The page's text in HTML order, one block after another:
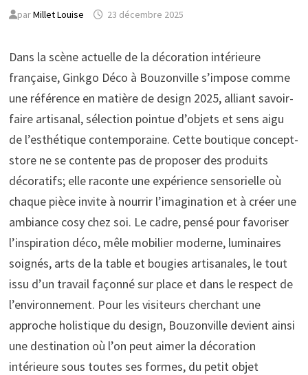
parMillet Louise 23 décembre 2025
Dans la scène actuelle de la décoration intérieure
française, Ginkgo Déco à Bouzonville s’impose comme
une référence en matière de design 2025, alliant savoir-
faire artisanal, sélection pointue d’objets et sens aigu
de l’esthétique contemporaine. Cette boutique concept-
store ne se contente pas de proposer des produits
décoratifs; elle raconte une expérience sensorielle où
chaque pièce invite à nourrir l’imagination et à créer une
ambiance cosy chez soi. Le cadre, pensé pour favoriser
l’inspiration déco, mêle mobilier moderne, luminaires
soignés, arts de la table et bougies artisanales, le tout
issu d’un travail façonné sur place et dans le respect de
l’environnement. Pour les visiteurs cherchant une
approche holistique du design, Bouzonville devient ainsi
une destination où l’on peut aimer la décoration
intérieure sous toutes ses formes, du petit objet